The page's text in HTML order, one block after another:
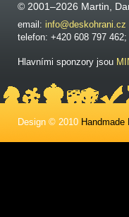
© 2001–2026 Martin,
email: info@deskohrani.cz
telefon: +420 608 797
Hlavními sponzory jsou
Design © 2010 Handmade